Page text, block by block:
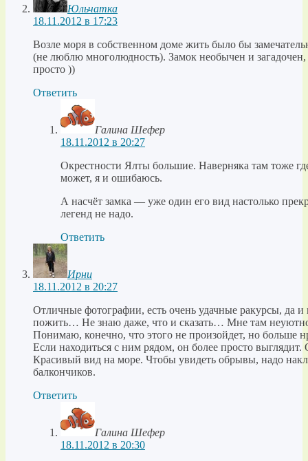
Юльчатка
18.11.2012 в 17:23
Возле моря в собственном доме жить было бы
(не люблю многолюдность). Замок необычен и загадочен,
просто ))
Ответить
Галина Шефер
18.11.2012 в 20:27
Окрестности Ялты большие. Наверняка там тоже
может, я и ошибаюсь.
А насчёт замка — уже один его вид настолько
легенд не надо.
Ответить
Ирни
18.11.2012 в 20:27
Отличные фотографии, есть очень удачные ракурсы, да и
пожить… Не знаю даже, что и сказать… Мне там
Понимаю, конечно, что этого не произойдет, но больше
Если находиться с ним рядом, он более просто
Красивый вид на море. Чтобы увидеть обрывы, надо
балкончиков.
Ответить
Галина Шефер
18.11.2012 в 20:30